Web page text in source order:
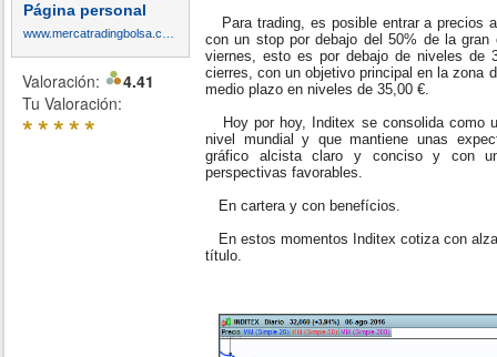
Página personal
Valoración:
4.41
Tu Valoración:
*****
Para trading, es posible entrar a precios
con un stop por debajo del 50% de la
viernes, esto es por debajo de niveles de
cierres, con un objetivo principal en la zona
medio plazo en niveles de 35,00 €.
Hoy por hoy, Inditex se consolida como
nivel mundial y que mantiene unas
gráfico alcista claro y conciso y con
perspectivas favorables.
En cartera y con benefícios.
En estos momentos Inditex cotiza con
título.